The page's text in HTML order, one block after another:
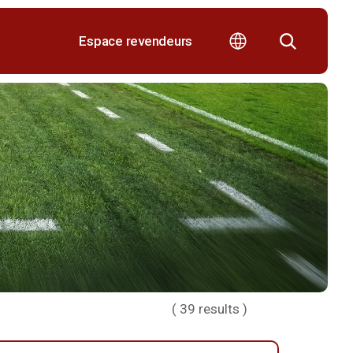
Espace revendeurs
( 39 results )